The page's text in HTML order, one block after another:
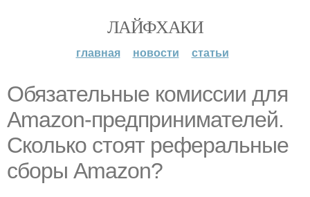
ЛАЙФХАКИ
главная новости статьи
Обязательные комиссии для
Amazon-предпринимателей.
Сколько стоят реферальные
сборы Amazon?